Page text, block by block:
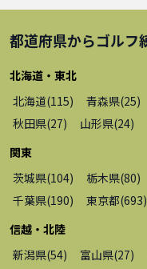
都道府県からゴルフ
北海道・東北
北海道(115) 青森県(25)
秋田県(27) 山形県(24)
関東
茨城県(104) 栃木県(80)
千葉県(190) 東京都(693)
信越・北陸
新潟県(54) 富山県(27)